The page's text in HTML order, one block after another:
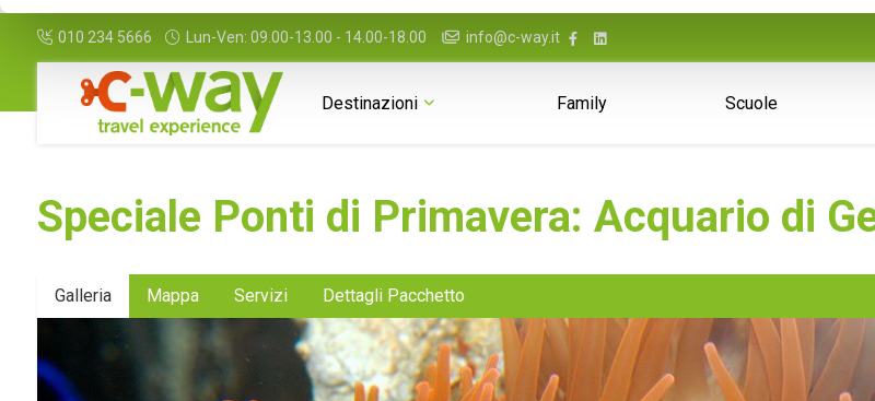
010 234 5666 Lun-Ven: 09.00-13.00 - 14.00-18.00 info@c-way.it
Destinazioni Family Scuole
Speciale Ponti di Primavera: Acquario di
Galleria Mappa Servizi Dettagli Pacchetto